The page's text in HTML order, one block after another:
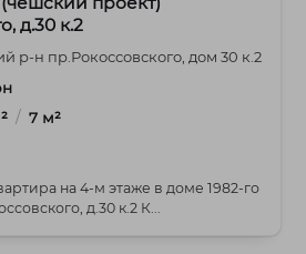
д.30 к.2
р-н пр.Рокоссовского, дом 30 к.2
/ 7 м²
на 4-м этаже в доме 1982-го
года постройки: Рокоссовского, д.30 к.2 К...